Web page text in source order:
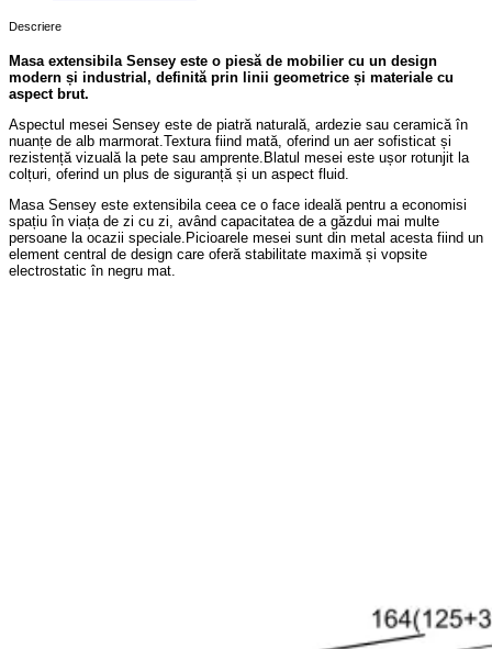
Descriere
Masa extensibila Sensey este o piesă de mobilier cu un design
modern și industrial, definită prin linii geometrice și materiale cu
aspect brut.
Aspectul mesei Sensey este de piatră naturală, ardezie sau ceramică în
nuanțe de alb marmorat.Textura fiind mată, oferind un aer sofisticat și
rezistență vizuală la pete sau amprente.Blatul mesei este ușor rotunjit la
colțuri, oferind un plus de siguranță și un aspect fluid.
Masa Sensey este extensibila ceea ce o face ideală pentru a economisi
spațiu în viața de zi cu zi, având capacitatea de a găzdui mai multe
persoane la ocazii speciale.Picioarele mesei sunt din metal acesta fiind un
element central de design care oferă stabilitate maximă și vopsite
electrostatic în negru mat.